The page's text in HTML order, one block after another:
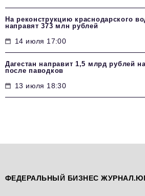
На реконструкцию краснодарского
направят 373 млн рублей
14 июля 17:00
Дагестан направит 1,5 млрд рублей
после паводков
13 июля 18:30
ФЕДЕРАЛЬНЫЙ БИЗНЕС